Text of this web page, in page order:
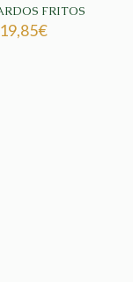
FRITOS
19,85€